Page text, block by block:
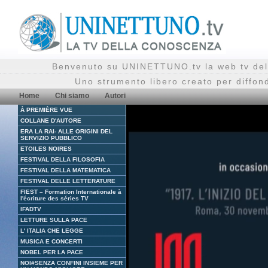
Benvenuto su UNINETTUNO.tv la web tv
Uno strumento libero creato per
Home Chi siamo Autori
À PREMIÈRE VUE
COLLANE D'AUTORE
ERA LA RAI- ALLE ORIGINI DEL
SERVIZIO PUBBLICO
ETOILES NOIRES
FESTIVAL DELLA FILOSOFIA
FESTIVAL DELLA MATEMATICA
FESTIVAL DELLE LETTERATURE
FIEST – Formation Internationale à
l'écriture des séries TV
IFADTV
LETTURE SULLA PACE
L' ITALIA CHE LEGGE
MUSICA E CONCERTI
NOBEL PER LA PACE
NOI#SENZA CONFINI INSIEME PER